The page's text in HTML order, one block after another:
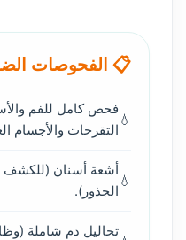
📋 الفحوصات
فحص كامل للفم
التقرحات والأجسام
أشعة أسنان (للكشف
الجذور).
تحاليل دم شاملة